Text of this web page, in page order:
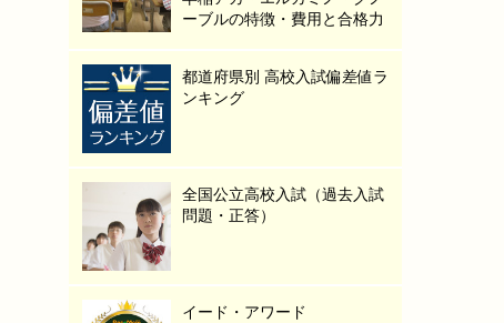
ーブルの特徴・費用と合格力
都道府県別 高校入試偏差値ラ
ンキング
全国公立高校入試（過去入試
問題・正答）
イード・アワード